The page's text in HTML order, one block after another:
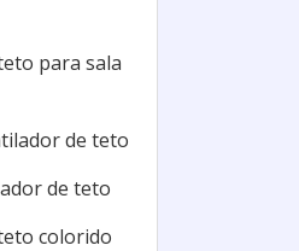
para sala
de teto
de teto
colorido